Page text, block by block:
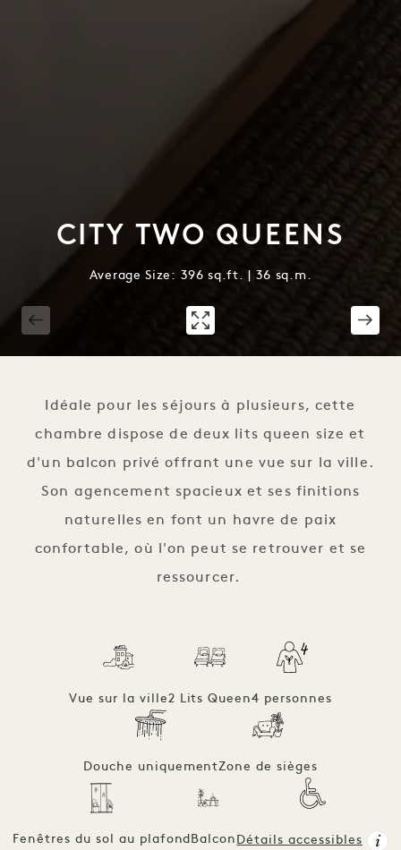
CITY TWO QUEENS
Average Size: 396 sq.ft. | 36 sq.m.
Idéale pour les séjours à plusieurs, cette
chambre dispose de deux lits queen size et
d'un balcon privé offrant une vue sur la ville.
Son agencement spacieux et ses finitions
naturelles en font un havre de paix
confortable, où l'on peut se retrouver et se
ressourcer.
Vue sur la ville2 Lits Queen4 personnes
Douche uniquementZone de sièges
Fenêtres du sol au plafond Balcon Détails accessibles